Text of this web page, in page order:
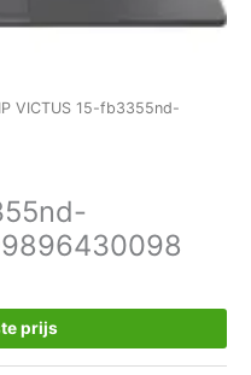
VICTUS 15-fb3355nd-
prijs